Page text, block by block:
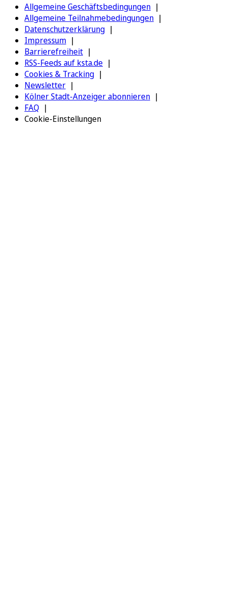
Allgemeine Geschäftsbedingungen
Allgemeine Teilnahmebedingungen
Datenschutzerklärung
Impressum
Barrierefreiheit
RSS-Feeds auf ksta.de
Cookies & Tracking
Newsletter
Kölner Stadt-Anzeiger abonnieren
FAQ
Cookie-Einstellungen